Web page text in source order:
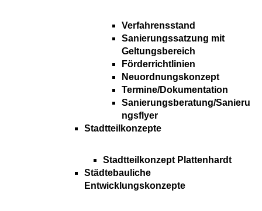
Verfahrensstand
Sanierungssatzung mit
Geltungsbereich
Förderrichtlinien
Neuordnungskonzept
Termine/Dokumentation
Sanierungsberatung/Sanieru
ngsflyer
Stadtteilkonzepte
Stadtteilkonzept Plattenhardt
Städtebauliche
Entwicklungskonzepte